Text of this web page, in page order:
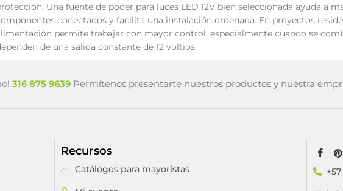
Una fuente de poder para luces LED 12V bien seleccionada ayuda a
conectados y facilita una instalación ordenada. En proyectos
permite trabajar con mayor control, especialmente cuando se
de una salida constante de 12 voltios.
316 875 9639 Permítenos presentarte nuestros productos y nuestra
Recursos
Catálogos para mayoristas